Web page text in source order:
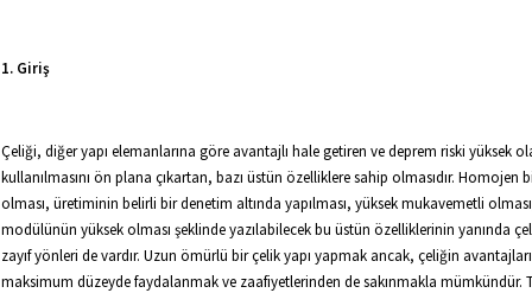
1. Giriş
Çeliği, diğer yapı elemanlarına göre avantajlı hale getiren ve deprem riski yüksek
kullanılmasını ön plana çıkartan, bazı üstün özelliklere sahip olmasıdır. Homojen
olması, üretiminin belirli bir denetim altında yapılması, yüksek mukavemetli
modülünün yüksek olması şeklinde yazılabilecek bu üstün özelliklerinin yanında
zayıf yönleri de vardır. Uzun ömürlü bir çelik yapı yapmak ancak, çeliğin
maksimum düzeyde faydalanmak ve zaafiyetlerinden de sakınmakla mümkündür.